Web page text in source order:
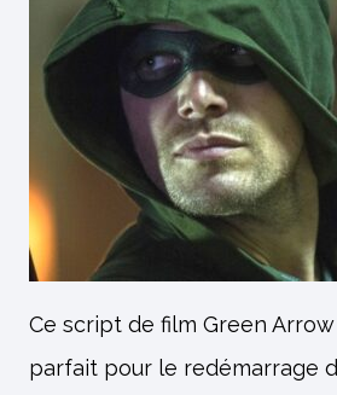
Ce script de film Green
parfait pour le redémarrage